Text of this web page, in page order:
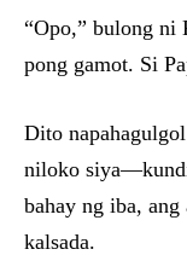
“Opo,” bulong ni
pong gamot. Si
Dito
niloko
bahay ng iba,
kalsada.